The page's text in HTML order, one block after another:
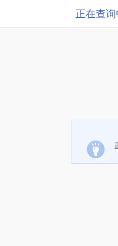
正在查询